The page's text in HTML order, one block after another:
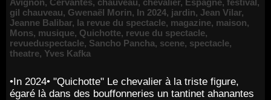
Avignon, Cervantes, chauveau, chevalier, Espagne, festival,
gil chauveau, Gwenaël Morin, In 2024, jardin, Jean Vilar,
Jeanne Balibar, la revue du spectacle, magazine, maison,
Mons, musique, Quichotte, revue du spectacle,
revueduspectacle, Sancho Pancha, scene, spectacle,
theatre, Yves Kafka
•In 2024• "Quichotte" Le chevalier à la triste figure,
égaré là dans des bouffonneries un tantinet ahanantes